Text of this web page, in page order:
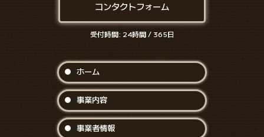
コンタクトフォーム
受付時間: 24時間 / 365日
ホーム
事業内容
事業者情報